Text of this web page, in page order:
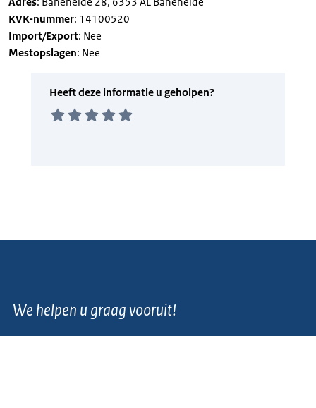
KVK-nummer: 14100520
Import/Export: Nee
Mestopslagen: Nee
We helpen u graag vooruit!